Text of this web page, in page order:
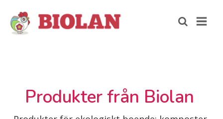
Produkter från Biolan